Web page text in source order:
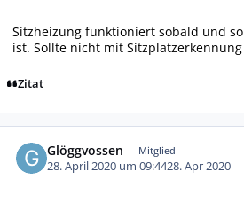
Sitzheizung funktioniert sobald und
ist. Sollte nicht mit
Zitat
Glöggvossen Mitglied
28. April 2020 um 09:4428. Apr 2020